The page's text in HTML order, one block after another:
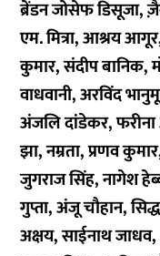
ब्रेंडन जोसेफ डिसूजा,
एम. मित्रा, आश्रय
कुमार, संदीप बानिक,
वाधवानी, अरविंद
अंजलि दांडेकर,
झा, नम्रता, प्रणव
जुगराज सिंह, नागेश
गुप्ता, अंजू चौहान,
अक्षय, साईनाथ